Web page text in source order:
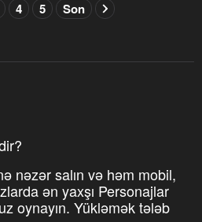
4 5 Son
nəzər salın və həm mobil,
ən yaxşı Personajlar
oynayın. Yükləmək tələb